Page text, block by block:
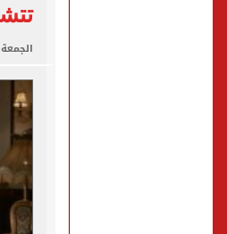
الجمعة، 21 مارس 2025